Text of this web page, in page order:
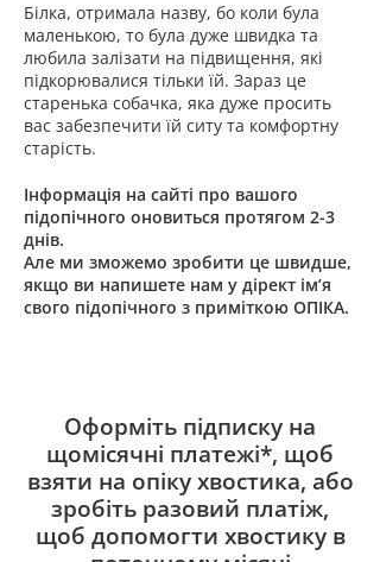
Білка, отримала назву, бо коли була
маленькою, то була дуже швидка та
любила залізати на підвищення, які
підкорювалися тільки їй. Зараз це
старенька собачка, яка дуже просить
вас забезпечити їй ситу та комфортну
старість.
Інформація на сайті про вашого
підопічного оновиться протягом 2-3
днів.
Але ми зможемо зробити це швидше,
якщо ви напишете нам у дірект ім’я
свого підопічного з приміткою ОПІКА.
Оформіть підписку на
щомісячні платежі*, щоб
взяти на опіку хвостика, або
зробіть разовий платіж,
щоб допомогти хвостику в